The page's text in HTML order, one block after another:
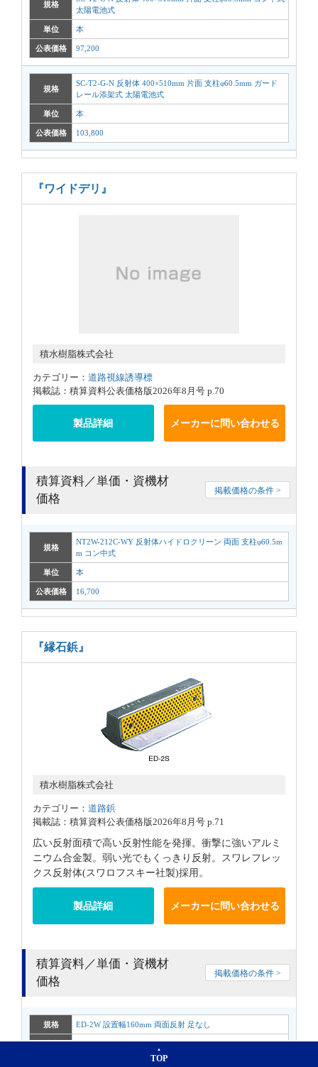
規格
太陽電池式
単位 本
公表価格 97,200
規格
SC-T2-G-N 反射体 400×510mm 片面 支柱φ60.5mm ガード
レール添架式 太陽電池式
単位 本
公表価格 103,800
『ワイドデリ』
積水樹脂株式会社
カテゴリー： 道路視線誘導標
掲載誌：積算資料公表価格版2026年8月号 p.70
製品詳細 メーカーに問い合わせる
積算資料／単価・資機材
価格
掲載価格の条件 >
規格
NT2W-212C-WY 反射体ハイドロクリーン 両面 支柱φ60.5m
m コン中式
単位 本
公表価格 16,700
『縁石鋲』
積水樹脂株式会社
カテゴリー： 道路鋲
掲載誌：積算資料公表価格版2026年8月号 p.71
広い反射面積で高い反射性能を発揮。衝撃に強いアルミ
ニウム合金製。弱い光でもくっきり反射。スワレフレッ
クス反射体(スワロフスキー社製)採用。
製品詳細 メーカーに問い合わせる
積算資料／単価・資機材
価格
掲載価格の条件 >
規格 ED-2W 設置幅160mm 両面反射 足なし
単位 個
TOP